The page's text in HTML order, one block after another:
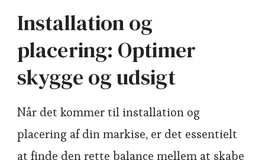
Installation og
placering: Optimer
skygge og udsigt
Når det kommer til installation og
placering af din markise, er det essentielt
at finde den rette balance mellem at skabe